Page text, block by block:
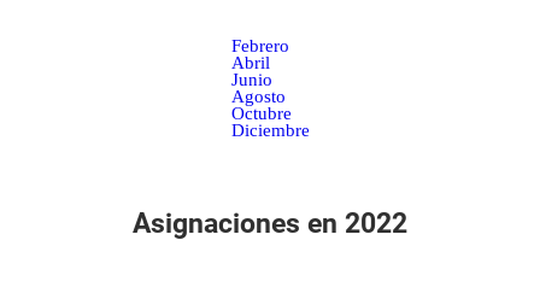
Febrero
Abril
Junio
Agosto
Octubre
Diciembre
Asignaciones en 2022